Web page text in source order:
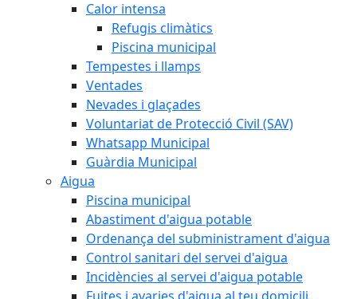
Calor intensa
Refugis climàtics
Piscina municipal
Tempestes i llamps
Ventades
Nevades i glaçades
Voluntariat de Protecció Civil (SAV)
Whatsapp Municipal
Guàrdia Municipal
Aigua
Piscina municipal
Abastiment d'aigua potable
Ordenança del subministrament d'aigua
Control sanitari del servei d'aigua
Incidències al servei d'aigua potable